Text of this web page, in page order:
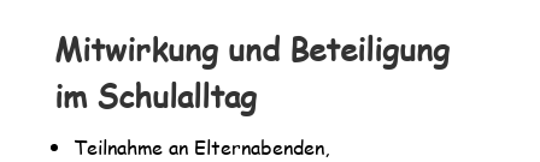
Mitwirkung und Beteiligung
im Schulalltag
Teilnahme an Elternabenden,